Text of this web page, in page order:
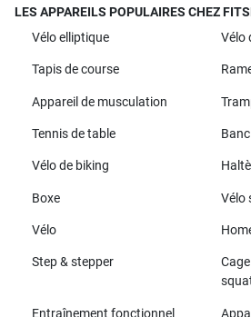
LES APPAREILS POPULAIRES CHEZ
Vélo elliptique
Vélo
Tapis de course
Appareil de musculation
Tennis de table
Vélo de biking
Boxe Vélo
Vélo
Step & stepper
Entraînement fonctionnel